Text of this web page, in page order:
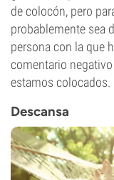
de colocón, pero
probablemente sea
persona con la que
comentario
estamos colocados.
Descansa